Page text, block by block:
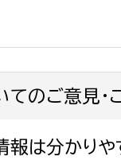
てのご意見・
報は分かりや